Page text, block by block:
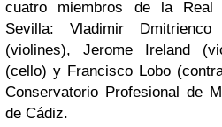
cuatro miembros de la Real
Sevilla: Vladimir
(violines), Jerome Ireland
(cello) y Francisco Lobo
Conservatorio Profesional de
de Cádiz.